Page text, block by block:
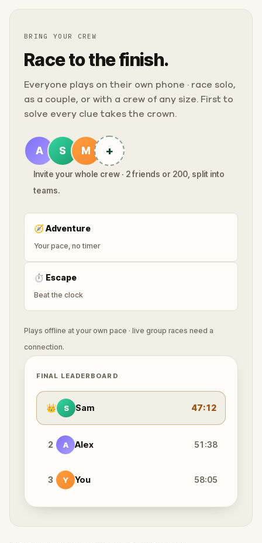
BRING YOUR CREW
Race to the finish.
Everyone plays on their own phone · race solo,
as a couple, or with a crew of any size. First to
solve every clue takes the crown.
A S M +
Invite your whole crew · 2 friends or 200, split into
teams.
🧭Adventure
Your pace, no timer
⏱ Escape
Beat the clock
Plays offline at your own pace · live group races need a
connection.
FINAL LEADERBOARD
👑 S Sam 47:12
2 A Alex 51:38
3 Y You 58:05